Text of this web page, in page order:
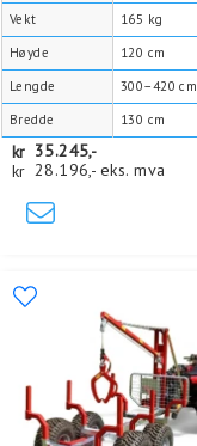
Vekt
165 kg
Høyde
120 cm
Lengde
300–420 cm
Bredde
130 cm
kr 35.245,-
kr 28.196,- eks. mva